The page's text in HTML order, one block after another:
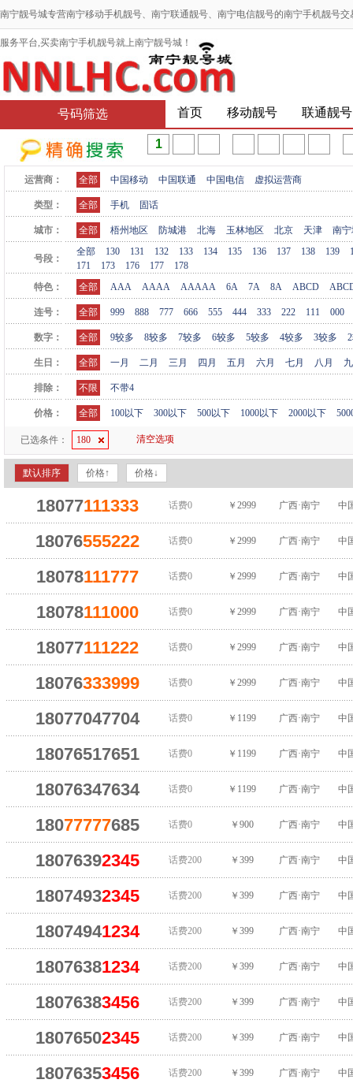
南宁靓号城专营南宁移动手机靓号、南宁联通靓号、南宁电信靓号的南宁手机靓号
服务平台,买卖南宁手机靓号就上南宁靓号城！
号码筛选 首页 移动靓号 联通靓号
运营商： 全部 中国移动 中国联通 中国电信 虚拟运营商
类型： 全部 手机 固话
城市： 全部 梧州地区 防城港 北海 玉林地区 北京 天津 南
号段：
全部 130 131 132 133 134 135 136 137 138 139
171
173 176 177
178
特色：
全部 AAA AAAA AAAAA 6A 7A 8A ABCD
连号： 全部 999 888 777 666 555 444 333 222 111 000
数字： 全部 9较多 8较多 7较多 6较多 5较多 4较多 3较多
生日： 全部 一月 二月 三月 四月 五月 六月 七月 八月
排除： 不限 不带4
价格： 全部 100以下 300以下 500以下 1000以下 2000以下
已选条件： 180 清空选项
默认排序 价格↑ 价格↓
18077111333 话费0 ￥2999 广西·南宁 中
18076555222 话费0 ￥2999 广西·南宁 中
18078111777 话费0 ￥2999 广西·南宁 中
18078111000 话费0 ￥2999 广西·南宁 中
18077111222 话费0 ￥2999 广西·南宁 中
18076333999 话费0 ￥2999 广西·南宁 中
18077047704 话费0 ￥1199 广西·南宁 中
18076517651 话费0 ￥1199 广西·南宁 中
18076347634 话费0 ￥1199 广西·南宁 中
18077777685 话费0 ￥900 广西·南宁 中
18076392345 话费200 ￥399 广西·南宁 中
18074932345 话费200 ￥399 广西·南宁 中
18074941234 话费200 ￥399 广西·南宁 中
18076381234 话费200 ￥399 广西·南宁 中
18076383456 话费200 ￥399 广西·南宁 中
18076502345 话费200 ￥399 广西·南宁 中
18076353456 话费200 ￥399 广西·南宁 中